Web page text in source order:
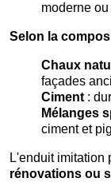
moderne
Selon la
Chaux
façades
Ciment :
Mélanges
ciment et
L'enduit imitation
rénovations ou